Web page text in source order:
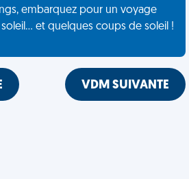
embarquez pour un voyage
et quelques coups de soleil !
VDM SUIVANTE